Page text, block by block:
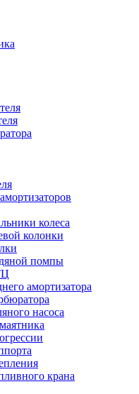
колеса
колонки
помпы
амортизатора
насоса
крана